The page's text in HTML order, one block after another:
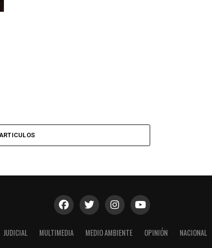
JUDICIAL MULTIMEDIA MEDIO AMBIENTE OPINIÓN NACIONAL